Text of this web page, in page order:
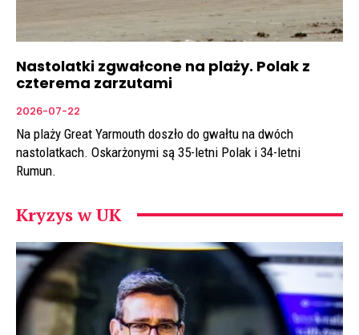
Nastolatki zgwałcone na plaży. Polak z
czterema zarzutami
2026-07-22
Na plaży Great Yarmouth doszło do gwałtu na dwóch
nastolatkach. Oskarżonymi są 35-letni Polak i 34-letni
Rumun.
Kryzys w UK